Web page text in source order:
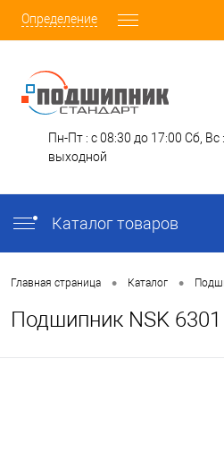
Определение
Пн-Пт : с 08:30 до 17:00 Сб, Вс :
выходной
Каталог товаров
Главная страница • Каталог •
Подшипник NSK 6301